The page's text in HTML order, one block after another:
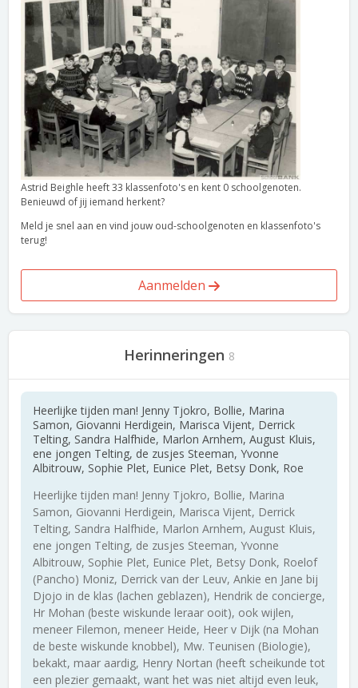
Astrid Beighle heeft 33 klassenfoto's en kent 0 schoolgenoten.
Benieuwd of jij iemand herkent?
Meld je snel aan en vind jouw oud-schoolgenoten en klassenfoto's
terug!
Aanmelden
Herinneringen 8
Heerlijke tijden man! Jenny Tjokro, Bollie, Marina
Samon, Giovanni Herdigein, Marisca Vijent, Derrick
Telting, Sandra Halfhide, Marlon Arnhem, August Kluis,
ene jongen Telting, de zusjes Steeman, Yvonne
Albitrouw, Sophie Plet, Eunice Plet, Betsy Donk, Roe
Heerlijke tijden man! Jenny Tjokro, Bollie, Marina
Samon, Giovanni Herdigein, Marisca Vijent, Derrick
Telting, Sandra Halfhide, Marlon Arnhem, August Kluis,
ene jongen Telting, de zusjes Steeman, Yvonne
Albitrouw, Sophie Plet, Eunice Plet, Betsy Donk, Roelof
(Pancho) Moniz, Derrick van der Leuv, Ankie en Jane bij
Djojo in de klas (lachen geblazen), Hendrik de concierge,
Hr Mohan (beste wiskunde leraar ooit), ook wijlen,
meneer Filemon, meneer Heide, Heer v Dijk (na Mohan
de beste wiskunde knobbel), Mw. Teunisen (Biologie),
bekakt, maar aardig, Henry Nortan (heeft scheikunde tot
een plezier gemaakt, want het was niet altijd even leuk,